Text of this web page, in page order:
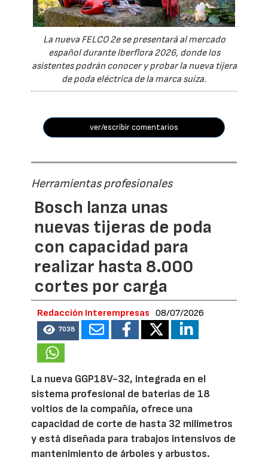
La nueva FELCO 2e se presentará al mercado
español durante Iberflora 2026, donde los
asistentes podrán conocer y probar la nueva tijera
de poda eléctrica de la marca suiza.
ver/escribir comentarios
Herramientas profesionales
Bosch lanza unas
nuevas tijeras de poda
con capacidad para
realizar hasta 8.000
cortes por carga
Redacción Interempresas 08/07/2026
7038
La nueva GGP18V-32, integrada en el
sistema profesional de baterías de 18
voltios de la compañía, ofrece una
capacidad de corte de hasta 32 milímetros
y está diseñada para trabajos intensivos de
mantenimiento de árboles y arbustos.